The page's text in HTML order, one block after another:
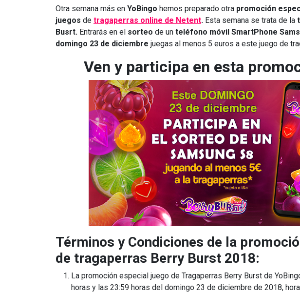
Otra semana más en YoBingo hemos preparado otra promoción
juegos de tragaperras online de Netent. Esta semana se trata de la
Busrt. Entrarás en el sorteo de un teléfono móvil SmartPhone
domingo 23 de diciembre juegas al menos 5 euros a este juego de
Ven y participa en esta
Términos y Condiciones de la
de tragaperras Berry Burst 2018:
La promoción especial juego de Tragaperras Berry Burst de
horas y las 23:59 horas del domingo 23 de diciembre de 2018,